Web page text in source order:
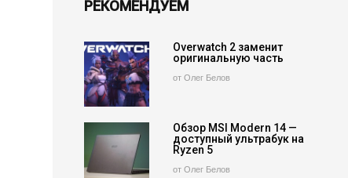
РЕКОМЕНДУЕМ
Overwatch 2 заменит
оригинальную часть
от Олег Белов
Обзор MSI Modern 14 —
доступный ультрабук на
Ryzen 5
от Олег Белов